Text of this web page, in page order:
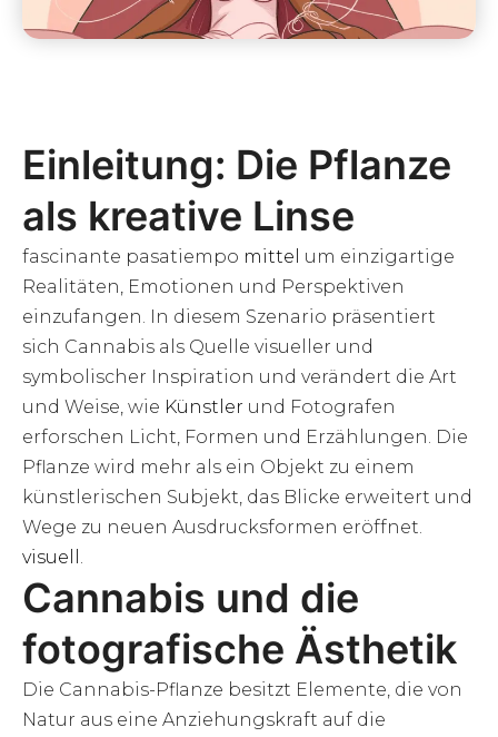
Einleitung: Die Pflanze
als kreative Linse
fascinante pasatiempo mittel um einzigartige
Realitäten, Emotionen und Perspektiven
einzufangen. In diesem Szenario präsentiert
sich Cannabis als Quelle visueller und
symbolischer Inspiration und verändert die Art
und Weise, wie Künstler und Fotografen
erforschen Licht, Formen und Erzählungen. Die
Pflanze wird mehr als ein Objekt zu einem
künstlerischen Subjekt, das Blicke erweitert und
Wege zu neuen Ausdrucksformen eröffnet.
visuell
Cannabis und die
fotografische Ästhetik
Die Cannabis-Pflanze besitzt Elemente, die von
Natur aus eine Anziehungskraft auf die